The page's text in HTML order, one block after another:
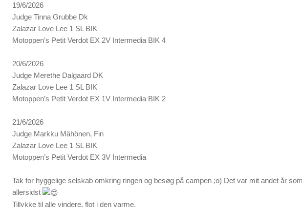
19/6/2026
Judge Tinna Grubbe Dk
Zalazar Love Lee 1 SL BIK
Motoppen’s Petit Verdot EX 2V Intermedia BIK 4
20/6/2026
Judge Merethe Dalgaard DK
Zalazar Love Lee 1 SL BIK
Motoppen’s Petit Verdot EX 1V Intermedia BIK 2
21/6/2026
Judge Markku Mähönen, Fin
Zalazar Love Lee 1 SL BIK
Motoppen’s Petit Verdot EX 3V Intermedia
Tak for hyggelige selskab omkring ringen og besøg på campen ;o) Det var mit andet år
allersidst
Tillykke til alle vindere, flot i den varme.